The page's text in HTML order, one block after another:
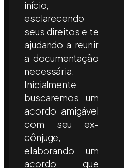
início,
esclarecendo
seus direitos e te
ajudando a reunir
a documentação
necessária.
Inicialmente
buscaremos um
acordo amigável
com seu ex-
cônjuge,
elaborando um
acordo que